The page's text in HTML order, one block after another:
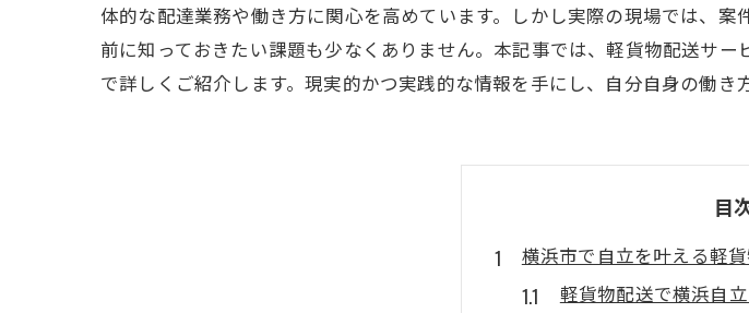
体的な配達業務や働き方に関心を高めています。しかし実際の現場では、
前に知っておきたい課題も少なくありません。本記事では、軽貨物配送サ
で詳しくご紹介します。現実的かつ実践的な情報を手にし、自分自身の働き
目
横浜市で自立を叶える軽
軽貨物配送で横浜自